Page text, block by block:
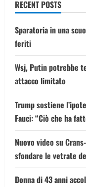
RECENT POSTS
Sparatoria in una
feriti
Wsj, Putin potrebbe
attacco limitato
Trump sostiene
Fauci: “Ciò che ha
Nuovo video su
sfondare le vetrate
Donna di 43 anni